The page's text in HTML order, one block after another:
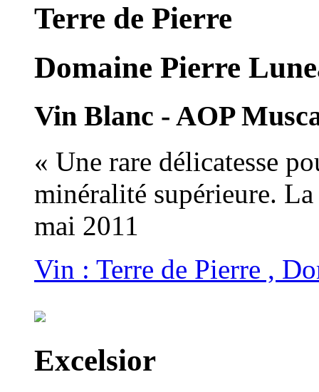
Terre de Pierre
Domaine Pierre
Vin Blanc - AOP
« Une rare délicatesse
minéralité supérieure.
mai 2011
Vin : Terre de Pierre ,
Excelsior